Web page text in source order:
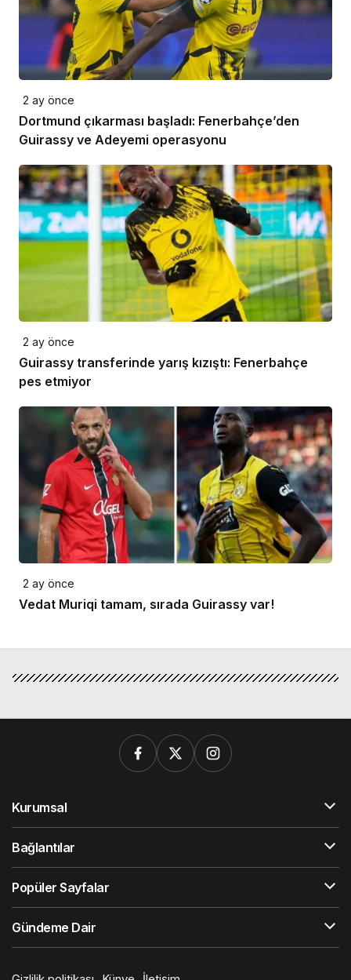
2 ay önce
Dortmund çıkarması başladı: Fenerbahçe’den
Guirassy ve Adeyemi operasyonu
2 ay önce
Guirassy transferinde yarış kızıştı: Fenerbahçe
pes etmiyor
2 ay önce
Vedat Muriqi tamam, sırada Guirassy var!
Kurumsal
Bağlantılar
Popüler Sayfalar
Gündeme Dair